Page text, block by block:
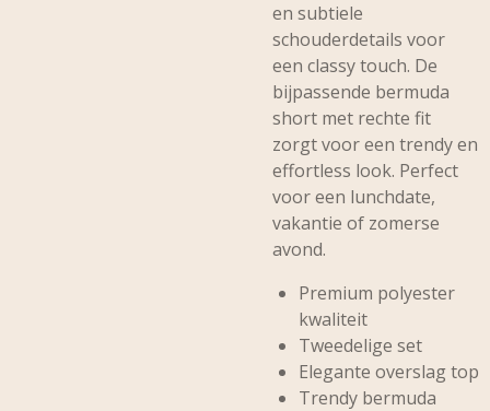
en subtiele
schouderdetails voor
een classy touch. De
bijpassende bermuda
short met rechte fit
zorgt voor een trendy en
effortless look. Perfect
voor een lunchdate,
vakantie of zomerse
avond.
Premium polyester
kwaliteit
Tweedelige set
Elegante overslag top
Trendy bermuda